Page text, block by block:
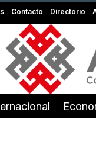
Contacto Directorio